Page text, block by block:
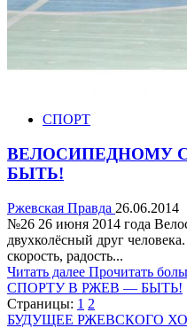
СПОРТ
ВЕЛОСИПЕДНОМУ
БЫТЬ!
Ржевская Правда 26.06.2014
№26 26 июня 2014 года
двухколёсный друг
скорость, радость...
Читать далее Прочитать
СПОРТУ В РЖЕВ — БЫТЬ!
Страницы: 1 2
БУДУЩЕЕ РЖЕВСКОГО